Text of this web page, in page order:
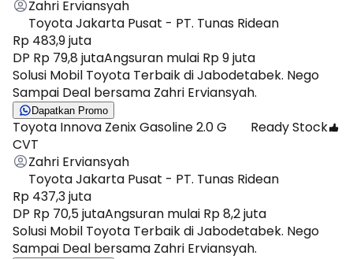
Zahri Erviansyah
Toyota Jakarta Pusat - PT. Tunas Ridean
Rp 483,9 juta
DP Rp 79,8 jutaAngsuran mulai Rp 9 juta
Solusi Mobil Toyota Terbaik di Jabodetabek. Nego
Sampai Deal bersama Zahri Erviansyah.
Dapatkan Promo
Toyota Innova Zenix Gasoline 2.0 G
CVT
Ready Stock
Zahri Erviansyah
Toyota Jakarta Pusat - PT. Tunas Ridean
Rp 437,3 juta
DP Rp 70,5 jutaAngsuran mulai Rp 8,2 juta
Solusi Mobil Toyota Terbaik di Jabodetabek. Nego
Sampai Deal bersama Zahri Erviansyah.